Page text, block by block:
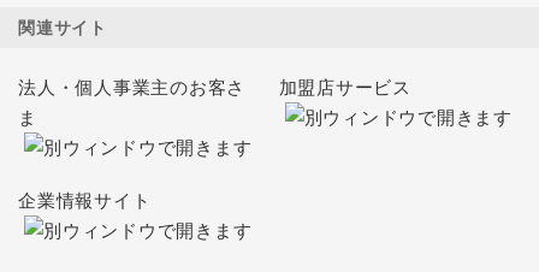
関連サイト
法人・個人事業主のお客さ
ま
加盟店サービス
企業情報サイト